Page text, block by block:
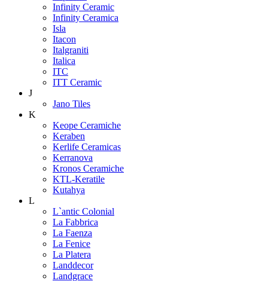
Infinity Ceramic
Infinity Ceramica
Isla
Itacon
Italgraniti
Italica
ITC
ITT Ceramic
J
Jano Tiles
K
Keope Ceramiche
Keraben
Kerlife Ceramicas
Kerranova
Kronos Ceramiche
KTL-Keratile
Kutahya
L
L`antic Colonial
La Fabbrica
La Faenza
La Fenice
La Platera
Landdecor
Landgrace